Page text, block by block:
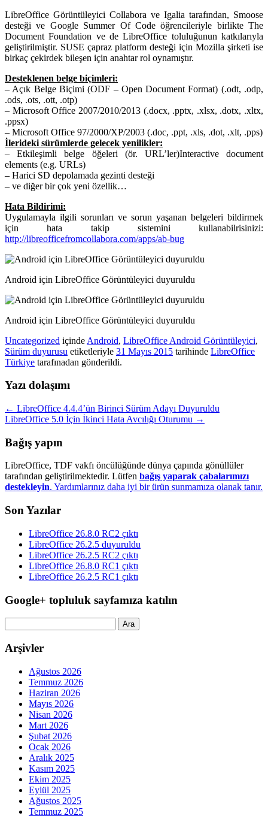
LibreOffice Görüntüleyici Collabora ve Igalia tarafından, Smoose
desteği ve Google Summer Of Code öğrencileriyle birlikte The
Document Foundation ve de LibreOffice toluluğunun katkılarıyla
geliştirilmiştir. SUSE çapraz platform desteği için Mozilla şirketi ise
birkaç çekirdek bileşen için anahtar rol oynamıştır.
Desteklenen belge biçimleri:
– Açık Belge Biçimi (ODF – Open Document Format) (.odt, .odp,
.ods, .ots, .ott, .otp)
– Microsoft Office 2007/2010/2013 (.docx, .pptx, .xlsx, .dotx, .xltx,
.ppsx)
– Microsoft Office 97/2000/XP/2003 (.doc, .ppt, .xls, .dot, .xlt, .pps)
İlerideki sürümlerde gelecek yenilikler:
– Etkileşimli belge öğeleri (ör. URL’ler)Interactive document
elements (e.g. URLs)
– Harici SD depolamada gezinti desteği
– ve diğer bir çok yeni özellik…
Hata Bildirimi:
Uygulamayla ilgili sorunları ve sorun yaşanan belgeleri bildirmek
için hata takip sistemini kullanabilrisinizi:
http://libreofficefromcollabora.com/apps/ab-bug
Android için LibreOffice Görüntüleyici duyuruldu
Android için LibreOffice Görüntüleyici duyuruldu
Uncategorized içinde Android, LibreOffice Android Görüntüleyici,
Sürüm duyurusu etiketleriyle 31 Mayıs 2015 tarihinde LibreOffice
Türkiye tarafınadan gönderildi.
Yazı dolaşımı
← LibreOffice 4.4.4’ün Birinci Sürüm Adayı Duyuruldu
LibreOffice 5.0 İçin İkinci Hata Avcılığı Oturumu →
Bağış yapın
LibreOffice, TDF vakfı öncülüğünde dünya çapında gönüllüler
tarafından geliştirilmektedir. Lütfen bağış yaparak çabalarımızı
destekleyin. Yardımlarınız daha iyi bir ürün sunmamıza olanak tanır.
Son Yazılar
LibreOffice 26.8.0 RC2 çıktı
LibreOffice 26.2.5 duyuruldu
LibreOffice 26.2.5 RC2 çıktı
LibreOffice 26.8.0 RC1 çıktı
LibreOffice 26.2.5 RC1 çıktı
Google+ topluluk sayfamıza katılın
Arşivler
Ağustos 2026
Temmuz 2026
Haziran 2026
Mayıs 2026
Nisan 2026
Mart 2026
Şubat 2026
Ocak 2026
Aralık 2025
Kasım 2025
Ekim 2025
Eylül 2025
Ağustos 2025
Temmuz 2025